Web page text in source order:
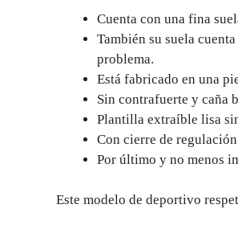
Cuenta con una fina
También su suela
problema.
Está fabricado en una
Sin contrafuerte y caña
Plantilla extraíble lisa
Con cierre de
Por último y no menos
Este modelo de deportivo